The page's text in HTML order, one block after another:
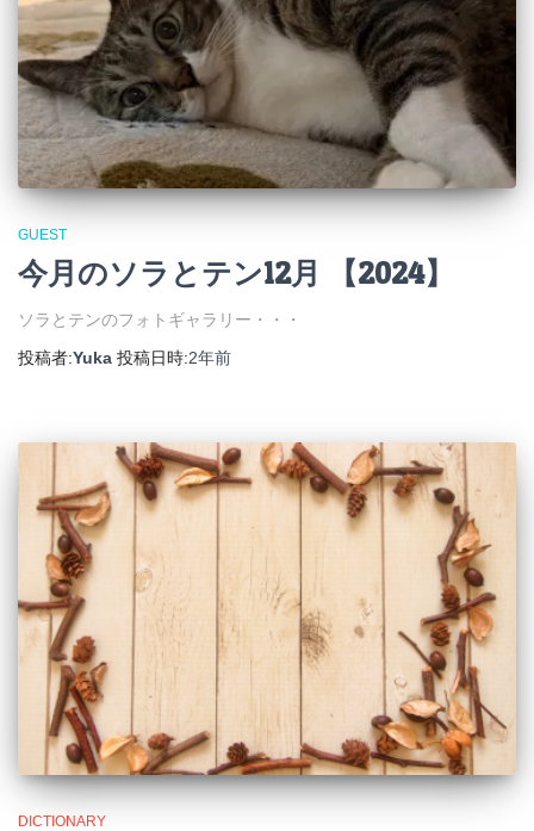
GUEST
今月のソラとテン12月 【2024】
ソラとテンのフォトギャラリー・・・
投稿者:Yuka 投稿日時:2年前
DICTIONARY